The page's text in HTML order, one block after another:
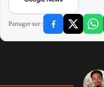
Partager sur :